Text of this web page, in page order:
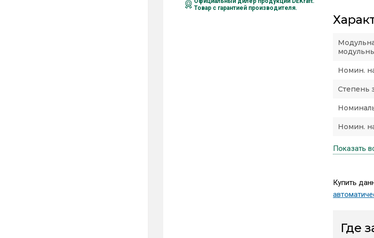
Товар с гарантией производителя.
Номин.
Степень
Номин.
Показать
Купить
Где